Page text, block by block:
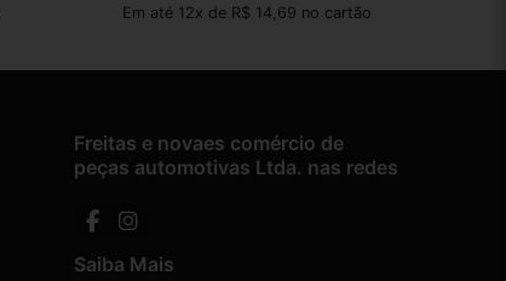
Em até 12x de R$ 14,69 no cartão
Freitas e novaes comércio de
peças automotivas Ltda. nas redes
Saiba Mais